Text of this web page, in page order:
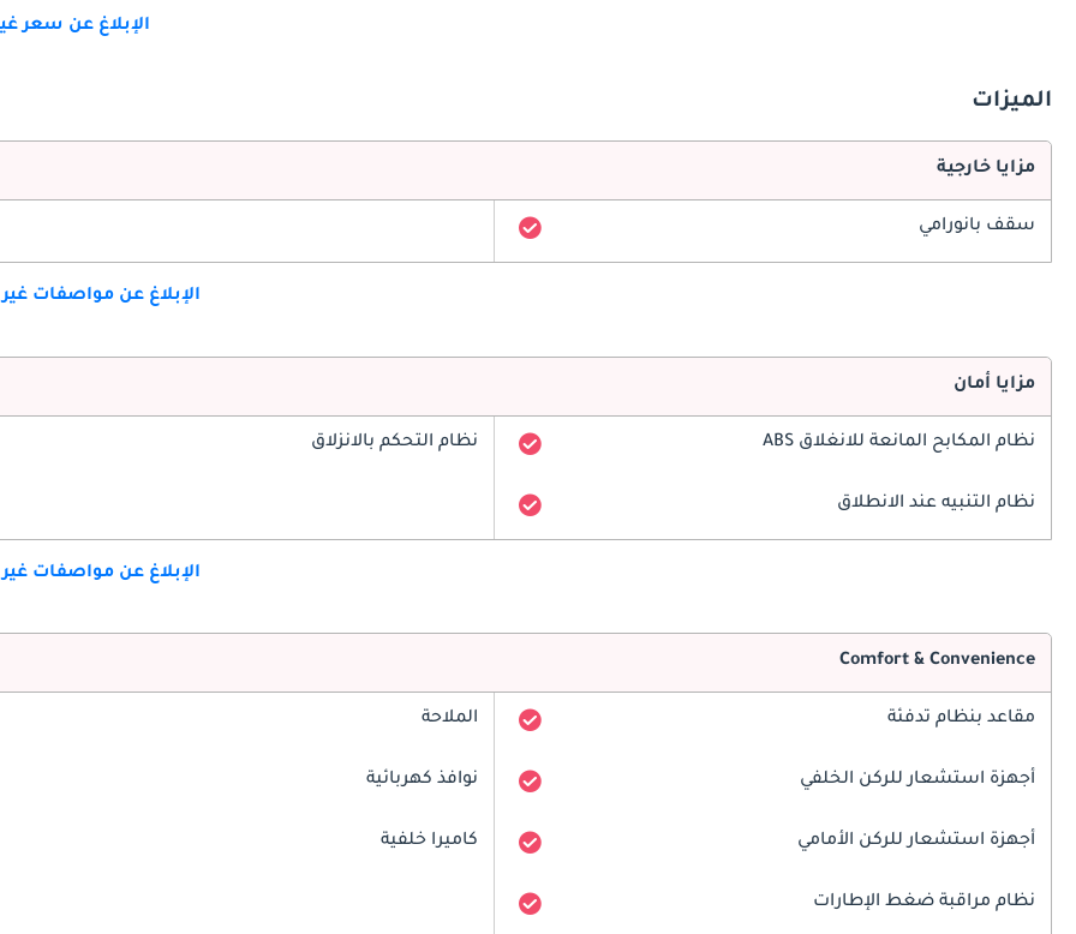
الإبلاغ عن سعر
الميزات
مزايا خارجية
سقف بانورامي
الإبلاغ عن مواصفات
مزايا أمان
نظام المكابح المانعة للانغلاق ABS نظام التحكم بالانزلاق
نظام التنبيه عند الانطلاق
الإبلاغ عن مواصفات
Comfort & Convenience
مقاعد بنظام تدفئة الملاحة
أجهزة استشعار للركن الخلفي نوافذ كهربائية
أجهزة استشعار للركن الأمامي كاميرا خلفية
نظام مراقبة ضغط الإطارات